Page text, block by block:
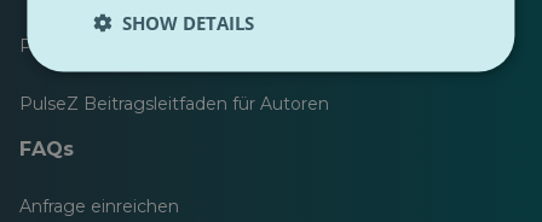
PulseZ Content Style Guide
PulseZ Beitragsleitfaden für Autoren
FAQs
Anfrage einreichen
SHOW DETAILS